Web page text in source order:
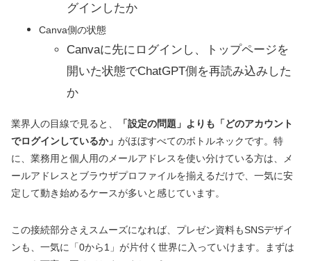
グインしたか
Canva側の状態
Canvaに先にログインし、トップページを
開いた状態でChatGPT側を再読み込みした
か
業界人の目線で見ると、
「設定の問題」よりも「どのアカウント
でログインしているか」 がほぼすべてのボトルネックです。特
に、業務用と個人用のメールアドレスを使い分けている方は、メ
ールアドレスとブラウザプロファイルを揃えるだけで、一気に安
定して動き始めるケースが多いと感じています。
この接続部分さえスムーズになれば、プレゼン資料もSNSデザイ
ンも、一気に「0から1」が片付く世界に入っていけます。まずは